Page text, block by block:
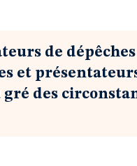
de dépêches
et
des